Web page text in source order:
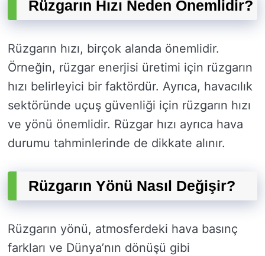
Rüzgarın Hızı Neden Önemlidir?
Rüzgarın hızı, birçok alanda önemlidir.
Örneğin, rüzgar enerjisi üretimi için rüzgarın
hızı belirleyici bir faktördür. Ayrıca, havacılık
sektöründe uçuş güvenliği için rüzgarın hızı
ve yönü önemlidir. Rüzgar hızı ayrıca hava
durumu tahminlerinde de dikkate alınır.
Rüzgarın Yönü Nasıl Değişir?
Rüzgarın yönü, atmosferdeki hava basınç
farkları ve Dünya’nın dönüşü gibi